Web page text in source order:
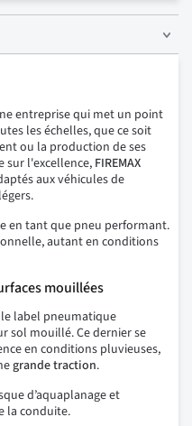
entreprise qui met un point
les échelles, que ce soit
ou la production de ses
sur l'excellence, FIREMAX
aux véhicules de
en tant que pneu performant.
autant en conditions
mouillées
le label pneumatique
sol mouillé. Ce dernier se
en conditions pluvieuses,
grande traction.
d’aquaplanage et
la conduite.